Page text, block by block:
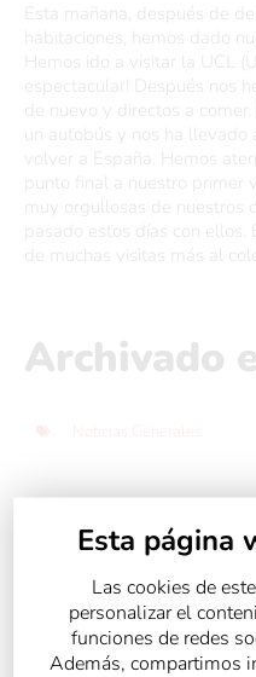
Esta mañana, después de
habitaciones, hemos dado
Hemos ido a visitar la UCL
espectacular! Después nos
de nuevo y directos a
un autobús y nos ha llevado
volver a España. Hemos
punto final a nuestro primer
muy orgullosas de nuestros
pasado estos días con
de muchas visitas más al
Archivado
Compartir:Esta página
Las cookies de
personalizar el
funciones de redes
Además, compartimos